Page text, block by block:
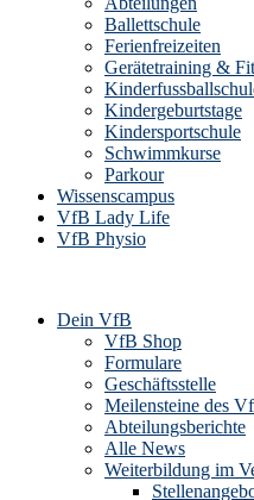
Ballettschule
Ferienfreizeiten
Gerätetraining &
Kindergeburtstage
Kindersportschule
Schwimmkurse
Parkour
Wissenscampus
VfB Lady Life
VfB Physio
Dein VfB
VfB Shop
Formulare
Geschäftsstelle
Meilensteine des
Abteilungsberichte
Alle News
Weiterbildung im